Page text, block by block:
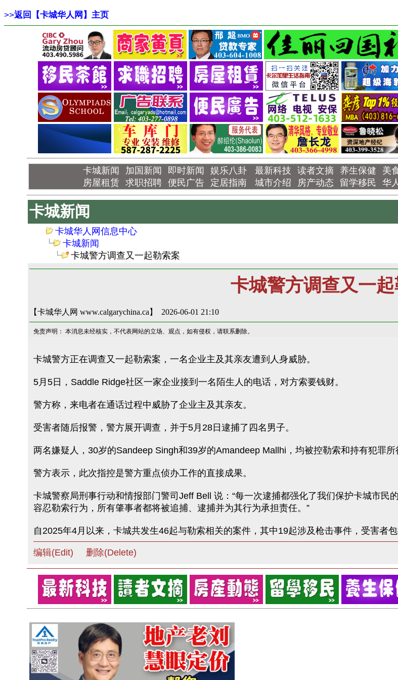
>>返回【卡城华人网】主页
卡城新闻 加国新闻 即时新闻 娱乐八卦 最新科技 读者文摘 养生保健 美
房屋租赁 求职招聘 便民广告 定居指南 城市介绍 房产动态 留学移民 华
卡城新闻
卡城华人网信息中心
卡城新闻
卡城警方调查又一起勒索案
卡城警方调查又一
【卡城华人网 www.calgarychina.ca】 2026-06-01 21:10
免责声明： 本消息未经核实，不代表网站的立场、观点，如有侵权，请联系删除。
卡城警方正在调查又一起勒索案，一名企业主及其亲友遭到人身威胁。
5月5日，Saddle Ridge社区一家企业接到一名陌生人的电话，对方索要钱财。
警方称，来电者在通话过程中威胁了企业主及其亲友。
受害者随后报警，警方展开调查，并于5月28日逮捕了四名男子。
两名嫌疑人，30岁的Sandeep Singh和39岁的Amandeep Mallhi，均被控勒索和持有犯罪所
警方表示，此次指控是警方重点侦办工作的直接成果。
卡城警察局刑事行动和情报部门警司Jeff Bell 说：“每一次逮捕都强化了我们保护卡城市
容忍勒索行为，所有肇事者都将被追捕、逮捕并为其行为承担责任。”
自2025年4月以来，卡城共发生46起与勒索相关的案件，其中19起涉及枪击事件，受害者包
编辑(Edit) 删除(Delete)